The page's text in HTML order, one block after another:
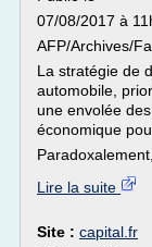
07/08/2017 à
AFP/Archives/
La stratégie de
automobile,
une envolée
économique
Lire la suite
Site : capital.fr